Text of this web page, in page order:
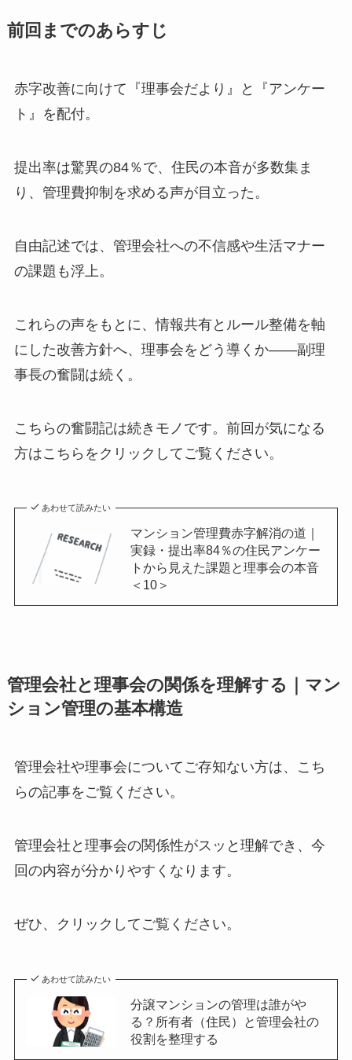
前回までのあらすじ
赤字改善に向けて『理事会だより』と『アンケー
ト』を配付。
提出率は驚異の84％で、住民の本音が多数集ま
り、管理費抑制を求める声が目立った。
自由記述では、管理会社への不信感や生活マナー
の課題も浮上。
これらの声をもとに、情報共有とルール整備を軸
にした改善方針へ、理事会をどう導くか——副理
事長の奮闘は続く。
こちらの奮闘記は続きモノです。前回が気になる
方はこちらをクリックしてご覧ください。
あわせて読みたい
マンション管理費赤字解消の道｜
実録・提出率84％の住民アンケー
トから見えた課題と理事会の本音
＜10＞
管理会社と理事会の関係を理解する｜マン
ション管理の基本構造
管理会社や理事会についてご存知ない方は、こち
らの記事をご覧ください。
管理会社と理事会の関係性がスッと理解でき、今
回の内容が分かりやすくなります。
ぜひ、クリックしてご覧ください。
あわせて読みたい
分譲マンションの管理は誰がや
る？所有者（住民）と管理会社の
役割を整理する